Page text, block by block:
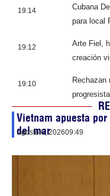
19:14
Cubana
para local
19:12
Arte Fiel,
creación
19:10
Rechazan
Vietnam apuesta
del mar
agosto 6, 202609:49